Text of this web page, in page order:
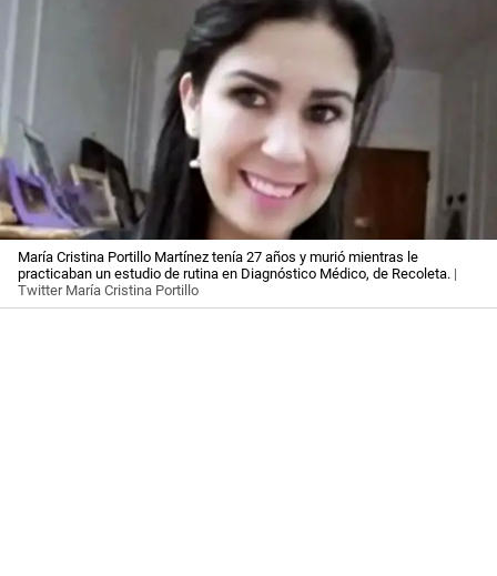
María Cristina Portillo Martínez tenía 27 años y murió mientras le
practicaban un estudio de rutina en Diagnóstico Médico, de Recoleta. |
Twitter María Cristina Portillo